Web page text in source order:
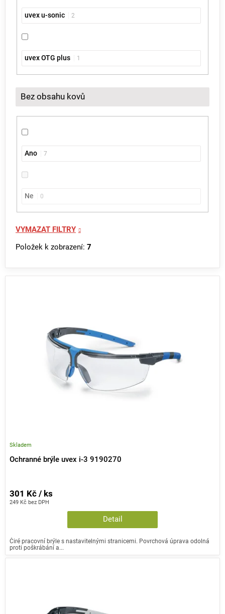
uvex u-sonic 2
uvex OTG plus 1
Bez obsahu kovů
Ano 7
Ne 0
VYMAZAT FILTRY
Položek k zobrazení: 7
Ochranné brýle uvex i-3 9190270
Skladem
249 Kč bez DPH
301 Kč / ks
Detail
Čiré pracovní brýle s nastavitelnými stranicemi. Povrchová úprava odolná
proti poškrábání a...